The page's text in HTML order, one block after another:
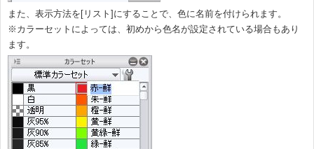
また、表示方法を[リスト]にすることで、色に名前を付けられます。
※カラーセットによっては、初めから色名が設定されている場合もあり
ます。